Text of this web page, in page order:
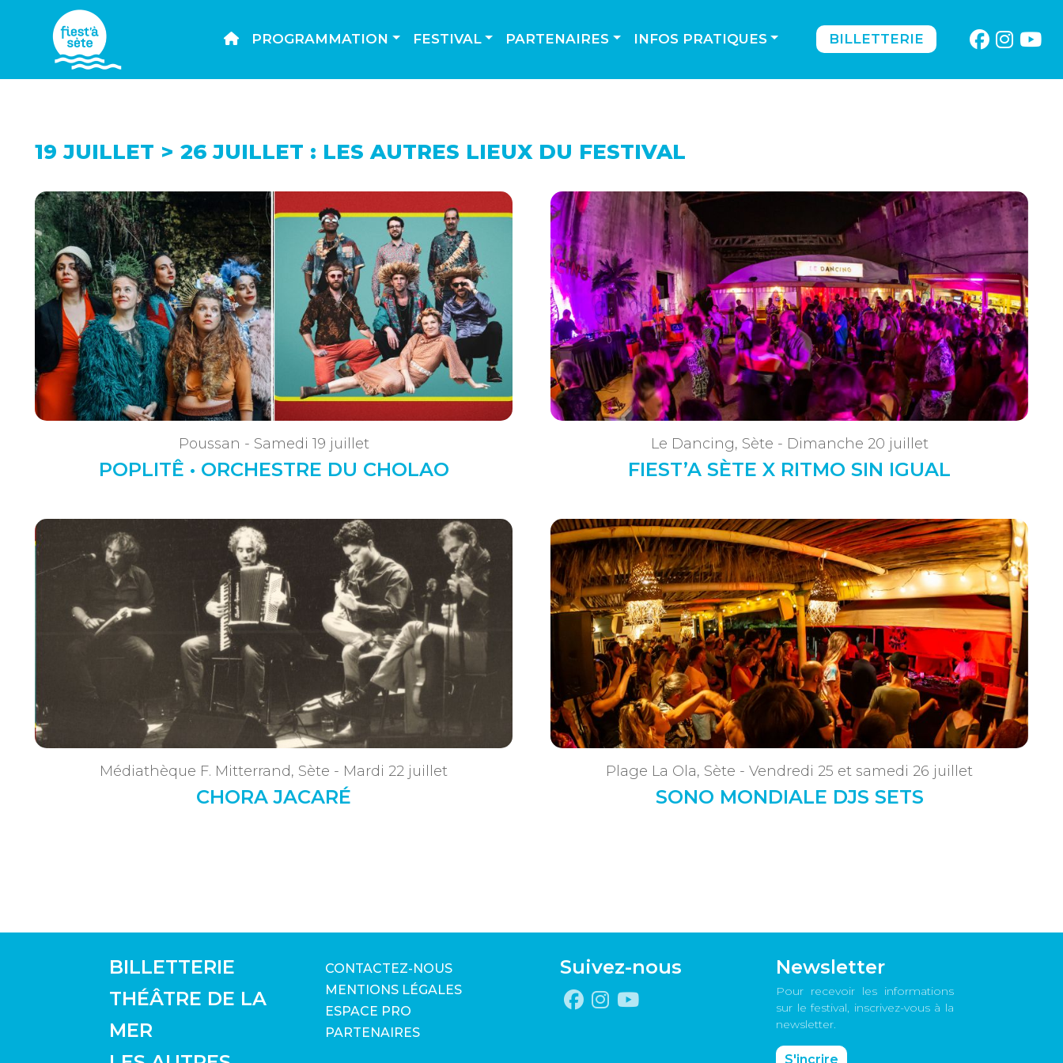
PROGRAMMATION FESTIVAL PARTENAIRES INFOS PRATIQUES BILLETTERIE
19 JUILLET > 26 JUILLET : LES AUTRES LIEUX DU FESTIVAL
Poussan - Samedi 19 juillet
POPLITÊ • ORCHESTRE DU CHOLAO
Le Dancing, Sète - Dimanche 20 juillet
FIEST’A SÈTE X RITMO SIN IGUAL
Médiathèque F. Mitterrand, Sète - Mardi 22 juillet
CHORA JACARÉ
Plage La Ola, Sète - Vendredi 25 et samedi 26 juillet
SONO MONDIALE DJS SETS
BILLETTERIE
THÉÂTRE DE LA
MER
CONTACTEZ-NOUS
MENTIONS LÉGALES
ESPACE PRO
PARTENAIRES
Suivez-nous Newsletter
Pour recevoir les informations
sur le festival, inscrivez-vous à la
newsletter.
S'incrire